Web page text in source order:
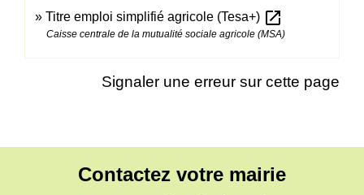
Titre emploi simplifié agricole (Tesa+) open_in_new
Caisse centrale de la mutualité sociale agricole (MSA)
Signaler une erreur sur cette page
Contactez votre mairie